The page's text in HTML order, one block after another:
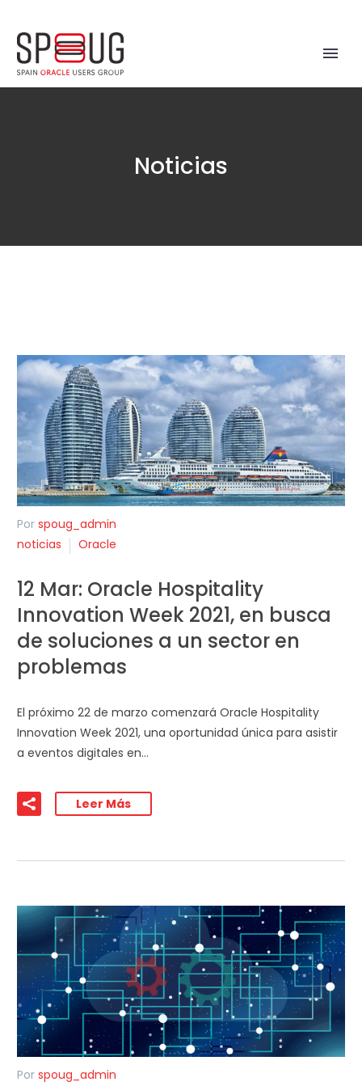
Noticias
Por spoug_admin
noticias
Oracle
12 Mar: Oracle Hospitality
Innovation Week 2021, en busca
de soluciones a un sector en
problemas
El próximo 22 de marzo comenzará Oracle Hospitality
Innovation Week 2021, una oportunidad única para asistir
a eventos digitales en…
Leer Más
Por spoug_admin